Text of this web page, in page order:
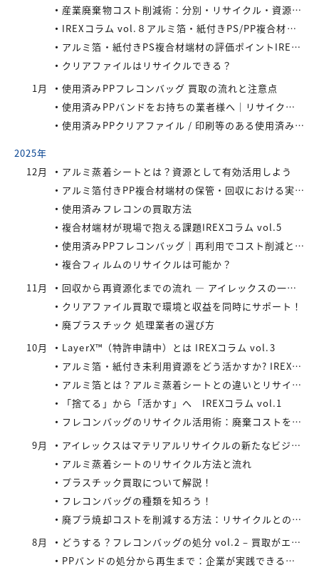
産業廃棄物コスト削減術：分別・リサイクル・資源化の徹底活用
IREXコラム vol.８アルミ箔・紙付きPS/PP複合材端材をより高く評価するために現場でできること
アルミ箔・紙付きPS複合材端材の評価ポイントIREXコラム vol.7
クリアファイルはリサイクルできる？
1月
使用済みPPフレコンバッグ 買取の流れと注意点
使用済みPPバンドをお持ちの業者様へ｜リサイクル・買取対応中
使用済みPPクリアファイル / 印刷等のある使用済みPPクリアファイルの再資源化とリサイクル方法
2025年
12月
アルミ蒸着シートとは？資源として有効活用しよう
アルミ箔付きPP複合材端材の保管・回収における実務上のポイントIREXコラム vol.6
使用済みフレコンの買取方法
複合材端材が現場で抱える課題IREXコラム vol.5
使用済みPPフレコンバッグ｜再利用でコスト削減と環境負荷軽減を実現
複合フィルムのリサイクルは可能か？
11月
回収から再資源化までの流れ ― アイレックスの一貫処理体制 IREXコラム vol.4
クリアファイル買取で環境と収益を同時にサポート！
廃プラスチック 処理業者の選び方
10月
LayerX™（特許申請中）とは IREXコラム vol.3
アルミ箔・紙付き未利用資源をどう活かすか? IREXコラム vol.2
アルミ箔とは？アルミ蒸着シートとの違いとリサイクルの取り組み
「捨てる」から「活かす」へ IREXコラム vol.1
フレコンバッグのリサイクル活用術：廃棄コストを減らす具体策とは
9月
アイレックスはマテリアルリサイクルの新たなビジネスに着手
アルミ蒸着シートのリサイクル方法と流れ
プラスチック買取について解説！
フレコンバッグの種類を知ろう！
廃プラ焼却コストを削減する方法：リサイクルとの比較で見えてくる最適解
8月
どうする？フレコンバッグの処分 vol.2 – 買取がエコにつながる
PPバンドの処分から再生まで：企業が実践できるコスト効率の高い手法